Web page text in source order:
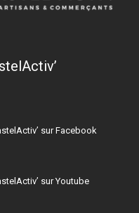
sur Facebook
sur Youtube